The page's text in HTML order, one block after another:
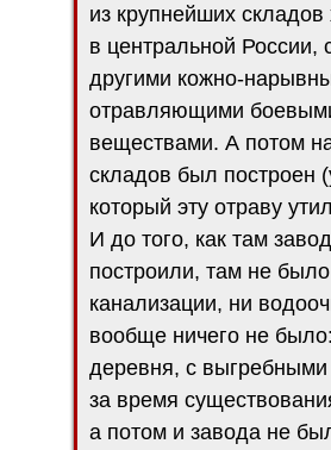
из крупнейших
в центральной России,
другими кожно-
отравляющими
веществами. А потом
складов был построен
который эту отраву
И до того, как там завод
построили, там не
канализации, ни
вообще ничего не
деревня, с
за время
а потом и завода не